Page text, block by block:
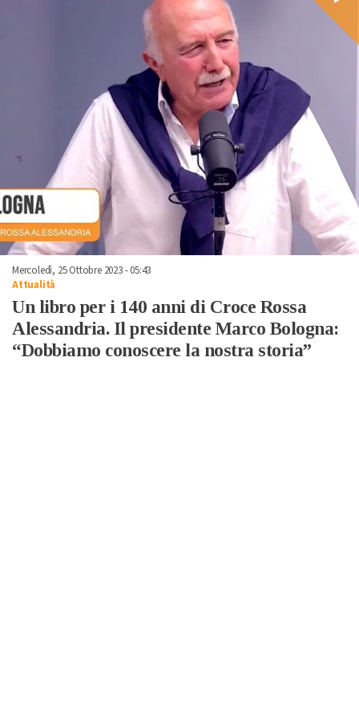
Mercoledì, 25 Ottobre 2023 - 05:43
Attualità
Un libro per i 140 anni di Croce Rossa
Alessandria. Il presidente Marco Bologna:
“Dobbiamo conoscere la nostra storia”